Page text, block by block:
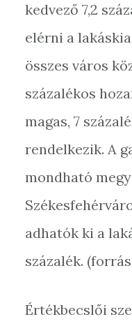
kedvező 7,2
elérni a
összes város
százalékos
magas, 7
rendelkezik. A
mondható
adhatók ki a
százalék.
Értékbecslői